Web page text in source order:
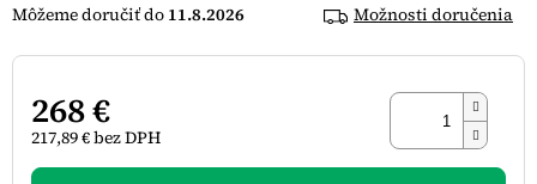
11.8.2026 Možnosti doručenia
268 €
217,89 € bez DPH
Jednotková